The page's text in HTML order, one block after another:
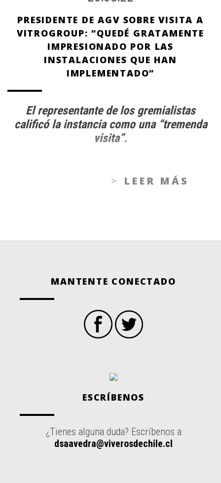
PRESIDENTE DE AGV SOBRE VISITA A
VITROGROUP: “QUEDÉ GRATAMENTE
IMPRESIONADO POR LAS
INSTALACIONES QUE HAN
IMPLEMENTADO”
El representante de los gremialistas
calificó la instancia como una “tremenda
visita”.
LEER MÁS
MANTENTE CONECTADO
ESCRÍBENOS
¿Tienes alguna duda? Escríbenos a
dsaavedra@viverosdechile.cl